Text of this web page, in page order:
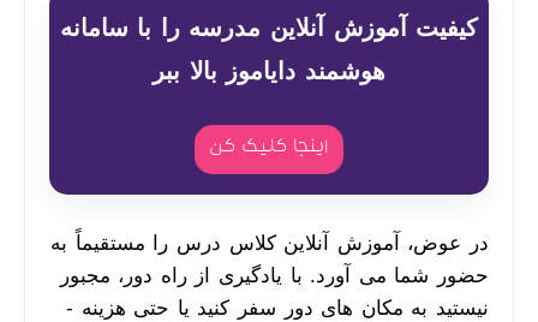
کیفیت آموزش آنلاین مدرسه را با سامانه
هوشمند دایاموز بالا ببر
اینجا کلیک کن
در عوض، آموزش آنلاین کلاس درس را مستقیماً به
حضور شما می ­آورد. با یادگیری از راه دور، مجبور
نیستید به مکان ­های دور سفر کنید یا حتی هزینه ­